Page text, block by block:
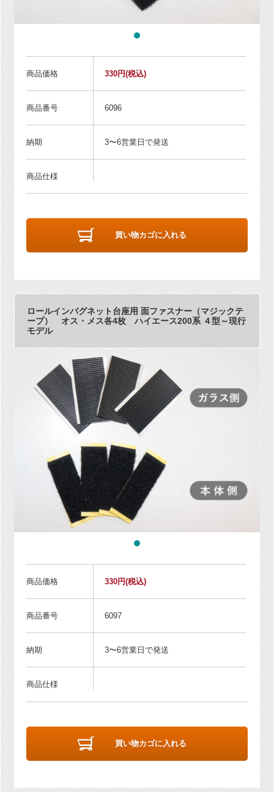
商品価格 330円(税込)
商品番号 6096
納期 3〜6営業日で発送
商品仕様
買い物カゴに入れる
ロールインバグネット台座用 面ファスナー（マジックテ
ープ） オス・メス各4枚 ハイエース200系 ４型～現行
モデル
商品価格 330円(税込)
商品番号 6097
納期 3〜6営業日で発送
商品仕様
買い物カゴに入れる